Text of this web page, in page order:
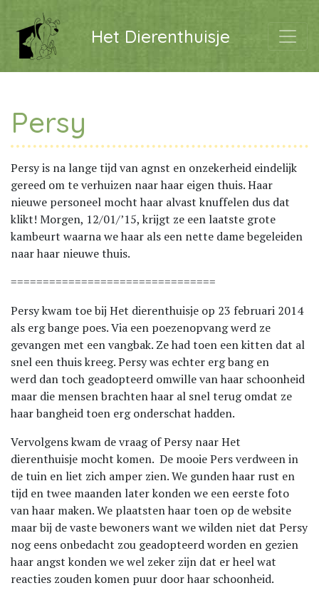
Het Dierenthuisje
Persy
Persy is na lange tijd van agnst en onzekerheid eindelijk
gereed om te verhuizen naar haar eigen thuis. Haar
nieuwe personeel mocht haar alvast knuffelen dus dat
klikt! Morgen, 12/01/’15, krijgt ze een laatste grote
kambeurt waarna we haar als een nette dame begeleiden
naar haar nieuwe thuis.
================================
Persy kwam toe bij Het dierenthuisje op 23 februari 2014
als erg bange poes. Via een poezenopvang werd ze
gevangen met een vangbak. Ze had toen een kitten dat al
snel een thuis kreeg. Persy was echter erg bang en
werd dan toch geadopteerd omwille van haar schoonheid
maar die mensen brachten haar al snel terug omdat ze
haar bangheid toen erg onderschat hadden.
Vervolgens kwam de vraag of Persy naar Het
dierenthuisje mocht komen. De mooie Pers verdween in
de tuin en liet zich amper zien. We gunden haar rust en
tijd en twee maanden later konden we een eerste foto
van haar maken. We plaatsten haar toen op de website
maar bij de vaste bewoners want we wilden niet dat Persy
nog eens onbedacht zou geadopteerd worden en gezien
haar angst konden we wel zeker zijn dat er heel wat
reacties zouden komen puur door haar schoonheid.